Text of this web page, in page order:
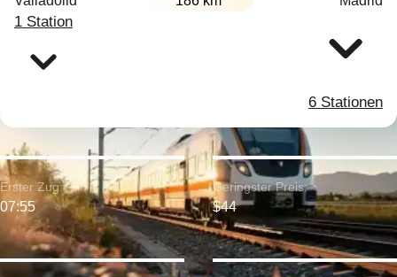
1 Station
6 Stationen
Erster Zug:
07:55
Geringster Preis:
$44